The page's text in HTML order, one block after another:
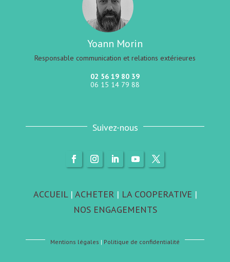
Yoann Morin
Responsable communication et relations extérieures
02 56 19 80 39
06 15 14 79 88
Suivez-nous
ACCUEIL| ACHETER| LA COOPERATIVE |
NOS ENGAGEMENTS
Mentions légales | Politique de confidentialité